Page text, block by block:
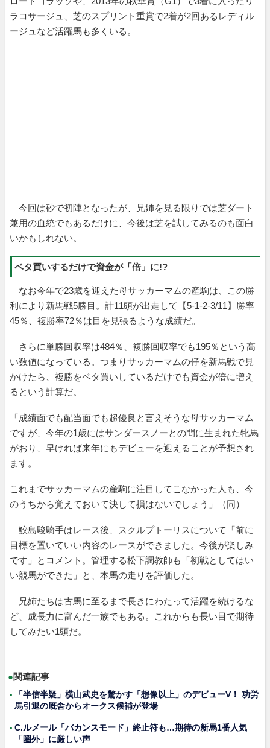
ラコサージュ、芝のスプリント重賞で2着が2回あるレディル
ージュなど活躍馬も多くいる。
今回は砂で初陣となったが、兄姉を見る限りでは芝ダート
兼用の血統でもあるだけに、今後は芝を試してみるのも面白
いかもしれない。
ベタ買いするだけで資金が「倍」に!?
なお今年で23歳を迎えた母サッカーマムの産駒は、この勝
利により新馬戦5勝目。計11頭が出走して【5-1-2-3/11】勝率
45％、複勝率72％は目を見張るような成績だ。
さらに単勝回収率は484％、複勝回収率でも195％という高
い数値になっている。つまりサッカーマムの仔を新馬戦で見
かけたら、複勝をベタ買いしているだけでも資金が倍に増え
るという計算だ。
「成績面でも配当面でも超優良と言えそうな母サッカーマム
ですが、今年の1歳にはサンダースノーとの間に生まれた牝馬
がおり、早ければ来年にもデビューを迎えることが予想され
ます。
これまでサッカーマムの産駒に注目してこなかった人も、今
のうちから覚えておいて決して損はないでしょう」（同）
鮫島駿騎手はレース後、スクルプトーリスについて「前に
目標を置いていい内容のレースができました。今後が楽しみ
です」とコメント。管理する松下調教師も「初戦としてはい
い競馬ができた」と、本馬の走りを評価した。
兄姉たちは古馬に至るまで長きにわたって活躍を続けるな
ど、成長力に富んだ一族でもある。これからも長い目で期待
してみたい1頭だ。
●関連記事
「半信半疑」横山武史を驚かす「想像以上」のデビューV！ 功労
馬引退の厩舎からオークス候補が登場
C.ルメール「バカンスモード」終止符も…期待の新馬1番人気
「圏外」に厳しい声